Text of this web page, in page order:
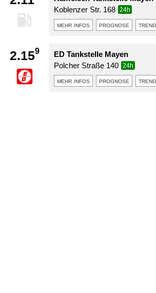
Koblenzer Str. 168
24h
mehr infos prognose trend
2.159
ED Tankstelle Mayen
Polcher Straße 140
24h
mehr infos prognose trend